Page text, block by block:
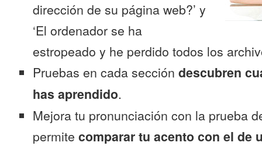
dirección de su página web?’ y
‘El ordenador se ha
estropeado y he perdido todos los
Pruebas en cada sección descubren
has aprendido.
Mejora tu pronunciación con la prueba
permite comparar tu acento con el de